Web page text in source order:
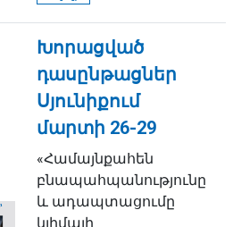
Խորացված
դասընթացներ
Սյունիքում
մարտի 26-29
«Համայնքահեն
բնապահպանությունը
և ադապտացումը
կլիմայի